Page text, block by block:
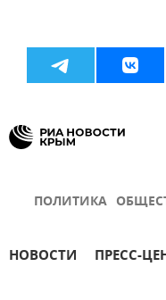
ПОЛИТИКА
НОВОСТИ ПРЕСС-